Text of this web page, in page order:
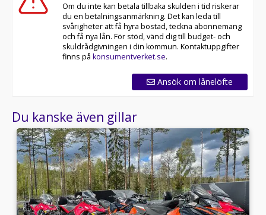
Om du inte kan betala tillbaka skulden i tid riskerar
du en betalningsanmärkning. Det kan leda till
svårigheter att få hyra bostad, teckna abonnemang
och få nya lån. För stöd, vänd dig till budget- och
skuldrådgivningen i din kommun. Kontaktuppgifter
finns på konsumentverket.se.
Ansök om lånelöfte
Du kanske även gillar